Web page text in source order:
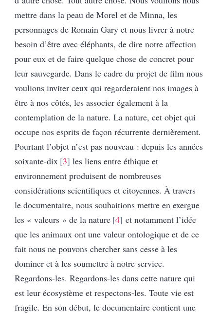
mettre dans la peau de Morel et de Minna, les
personnages de Romain Gary et nous livrer à notre
besoin d’être avec éléphants, de dire notre affection
pour eux et de faire quelque chose de concret pour
leur sauvegarde. Dans le cadre du projet de film nous
voulions inviter ceux qui regarderaient nos images à
être à nos côtés, les associer également à la
contemplation de la nature. La nature, cet objet qui
occupe nos esprits de façon récurrente dernièrement.
Pourtant l’objet n’est pas nouveau : depuis les années
soixante-dix 3 les liens entre éthique et
environnement produisent de nombreuses
considérations scientifiques et citoyennes. À travers
le documentaire, nous souhaitions mettre en exergue
les « valeurs » de la nature 4 et notamment l’idée
que les animaux ont une valeur ontologique et de ce
fait nous ne pouvons chercher sans cesse à les
dominer et à les soumettre à notre service.
Regardons-les. Regardons-les dans cette nature qui
est leur écosystème et respectons-les. Toute vie est
fragile. En son début, le documentaire contient une